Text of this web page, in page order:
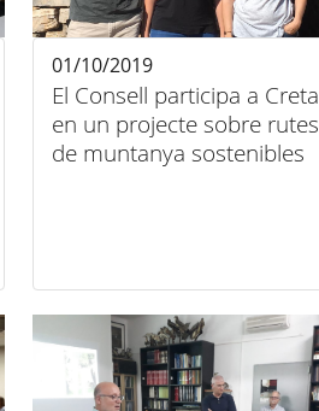
El Consell participa a Creta
en un projecte sobre rutes
de muntanya sostenibles
01/10/2019